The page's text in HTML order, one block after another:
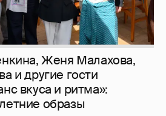
Женя Малахова,
и другие гости
вкуса и ритма»:
образы